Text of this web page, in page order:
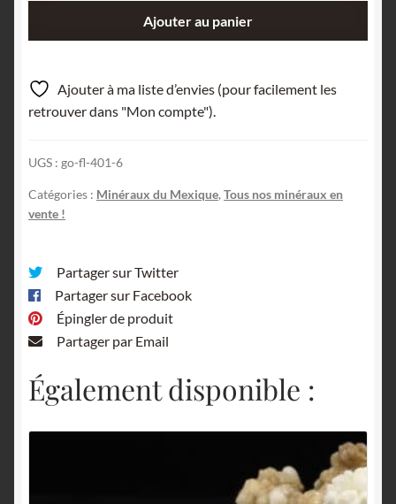
Santa
Eulalia,
Mexique.
Ajouter au panier
Ajouter à ma liste d’envies (pour facilement les
retrouver dans "Mon compte").
UGS : go-fl-401-6
Catégories : Minéraux du Mexique, Tous nos minéraux en
vente !
Partager sur Twitter
Partager sur Facebook
Épingler de produit
Partager par Email
Également disponible :